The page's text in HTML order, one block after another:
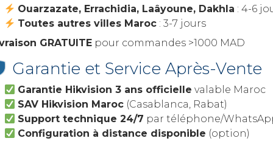
Ouarzazate, Errachidia, Laâyoune, Dakhla : 4-6
Toutes autres villes Maroc : 3-7 jours
GRATUITE pour commandes >1000 MAD
Garantie et Service Après-Vente
Garantie Hikvision 3 ans officielle valable Maroc
SAV Hikvision Maroc (Casablanca, Rabat)
Support technique 24/7 par téléphone/
Configuration à distance disponible (option)